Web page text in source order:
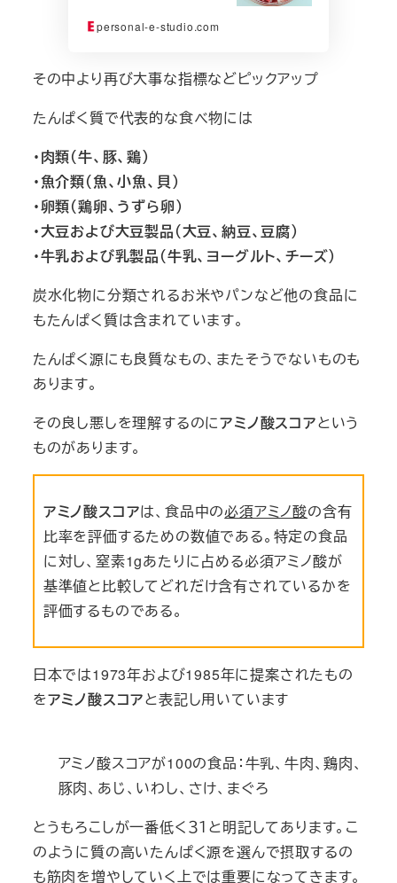
personal-e-studio.com
その中より再び大事な指標などピックアップ
たんぱく質で代表的な食べ物には
・肉類（牛、豚、鶏）
・魚介類（魚、小魚、貝）
・卵類（鶏卵、うずら卵）
・大豆および大豆製品（大豆、納豆、豆腐）
・牛乳および乳製品（牛乳、ヨーグルト、チーズ）
炭水化物に分類されるお米やパンなど他の食品に
もたんぱく質は含まれています。
たんぱく源にも良質なもの、またそうでないものも
あります。
その良し悪しを理解するのにアミノ酸スコアという
ものがあります。
アミノ酸スコアは、食品中の必須アミノ酸の含有
比率を評価するための数値である。特定の食品
に対し、窒素1gあたりに占める必須アミノ酸が
基準値と比較してどれだけ含有されているかを
評価するものである。
日本では1973年および1985年に提案されたもの
をアミノ酸スコアと表記し用いています
アミノ酸スコアが100の食品：牛乳、牛肉、鶏肉、
豚肉、あじ、いわし、さけ、まぐろ
とうもろこしが一番低く３１と明記してあります。こ
のように質の高いたんぱく源を選んで摂取するの
も筋肉を増やしていく上では重要になってきます。